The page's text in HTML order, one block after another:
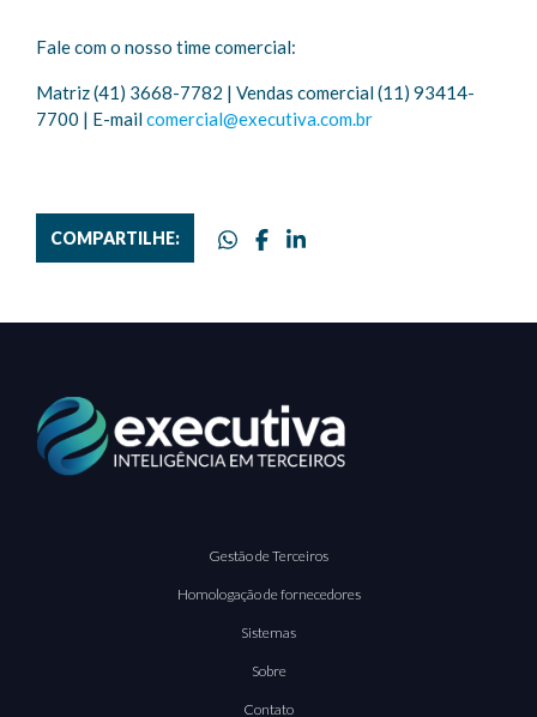
Fale com o nosso time comercial:
Matriz (41) 3668-7782 | Vendas comercial (11) 93414-
7700 | E-mailcomercial@executiva.com.br
COMPARTILHE:
Gestão de Terceiros
Homologação de fornecedores
Sistemas
Sobre
Contato